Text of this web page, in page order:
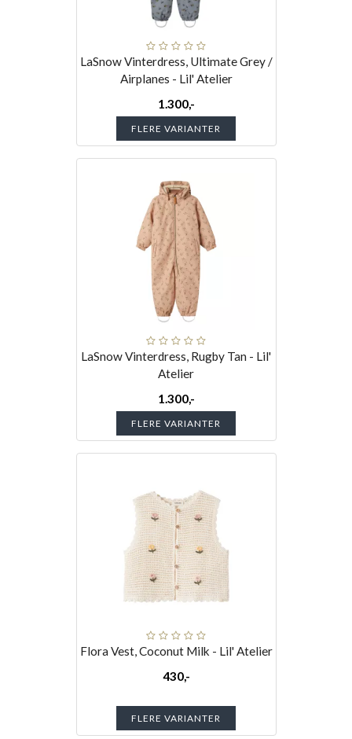
LaSnow Vinterdress, Ultimate Grey /
Airplanes - Lil' Atelier
1.300,-
FLERE VARIANTER
LaSnow Vinterdress, Rugby Tan - Lil'
Atelier
1.300,-
FLERE VARIANTER
Flora Vest, Coconut Milk - Lil' Atelier
430,-
FLERE VARIANTER